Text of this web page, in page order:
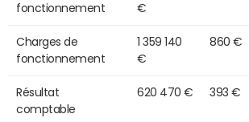
fonctionnement
€
Charges de
fonctionnement
1 359 140
€
860 €
Résultat
comptable
620 470 € 393 €